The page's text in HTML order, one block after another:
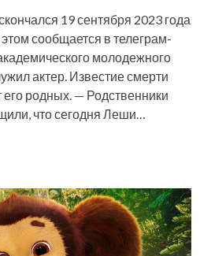
19 сентября 2023 года
сообщается в телеграм-
молодежного
актер. Известие смерти
его родных. — Родственники
что сегодня Леши…